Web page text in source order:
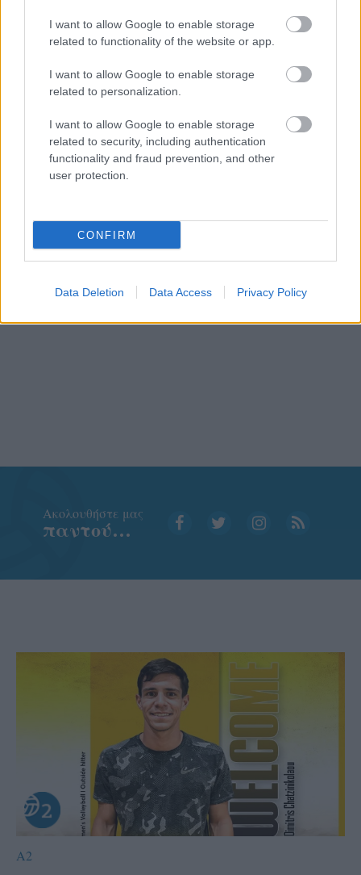
I want to allow Google to enable storage
related to functionality of the website or app.
I want to allow Google to enable storage
related to personalization.
I want to allow Google to enable storage
related to security, including authentication
functionality and fraud prevention, and other
user protection.
CONFIRM
Data Deletion Data Access Privacy Policy
Aκολουθήστε μας
παντού…
A2